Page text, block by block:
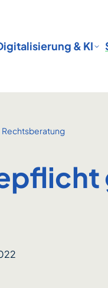
& KI
Rechtsberatung